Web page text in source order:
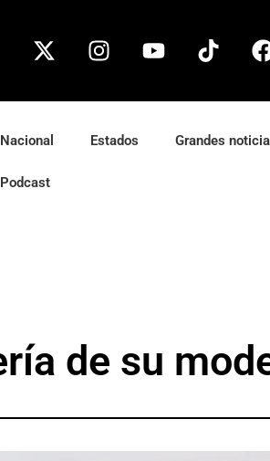
Nacional Estados Grandes
Podcast
de su